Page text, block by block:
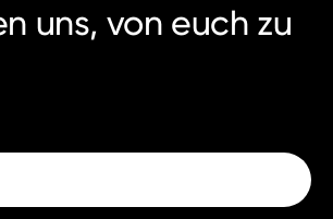
uns, von euch zu